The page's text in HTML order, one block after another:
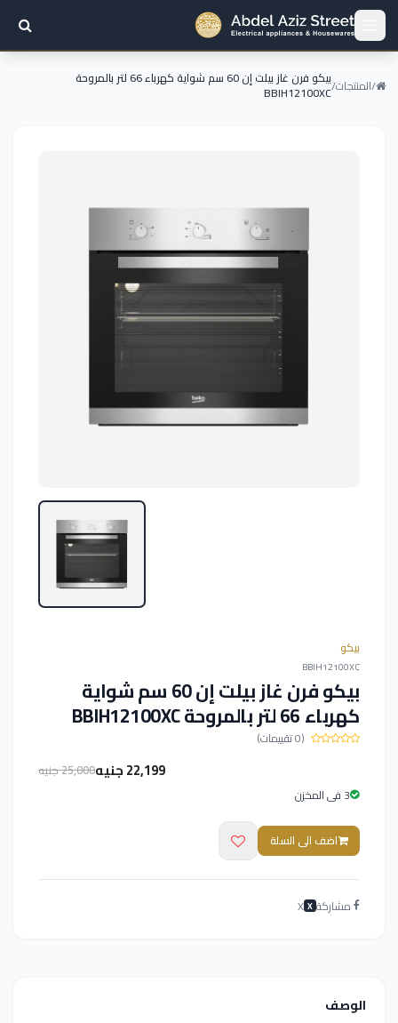
/المنتجات/ بيكو فرن غاز بيلت إن 60 سم شواية كهرباء 66 لتر بالمروحة
BBIH12100XC
بيكو
BBIH12100XC
بيكو فرن غاز بيلت إن 60 سم شواية
كهرباء 66 لتر بالمروحة BBIH12100XC
(0 تقييمات)
22,199 جنيه
25,000 جنيه
3 فى المخزن
اضف الى السلة
مشاركة X
X
الوصف